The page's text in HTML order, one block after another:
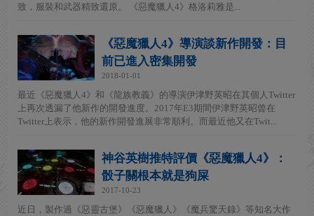
致，服裝和武器精致還原。 《惡魔獵人4》格洛莉雅是...
《惡魔獵人4》導演談新作開發：目
前已進入密集開發
2018-01-01
最近《惡魔獵人4》和《龍族教義》的導演伊津野英昭在其個人Twitter
上再次透漏了他新作的開發進度。2017年E3期間伊津野英昭曾在
Twitter上表示，他的新作開發進展非常順利。而最近他又在Twit...
神谷英樹推特評價《惡魔獵人4》：
骰子關根本就是狗屎
2017-10-23
近日，製作過《惡靈古堡》《惡魔獵人》《魔兵驚天錄》等知名大作